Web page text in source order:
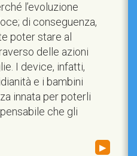
l’evoluzione
di conseguenza,
poter stare al
delle azioni
I device, infatti,
e i bambini
innata per poterli
che gli
▸